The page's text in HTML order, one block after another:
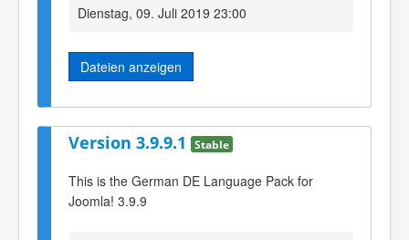
Dienstag, 09. Juli 2019 23:00
Dateien anzeigen
Version 3.9.9.1 Stable
This is the German DE Language Pack for
Joomla! 3.9.9